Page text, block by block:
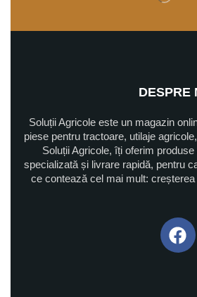
DESPRE
Soluții Agricole este un magazin
piese pentru tractoare, utilaje
Soluții Agricole, îți oferim
specializată și livrare rapidă, pentru
ce contează cel mai mult: